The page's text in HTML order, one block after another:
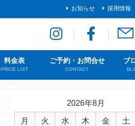
お知らせ 採用情報
料金表
PRICE LIST
ご予約・お問合せ
CONTACT
ブ
2026年8月
月 火 水 木 金 土